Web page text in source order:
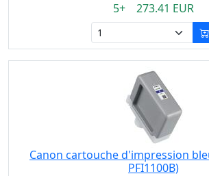
5+ 273.41 EUR
Canon cartouche d'impression
PFI1100B)